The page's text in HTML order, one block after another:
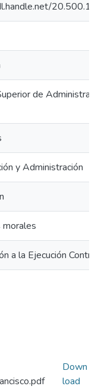
de
y Administración
morales
a la Ejecución
Down
load